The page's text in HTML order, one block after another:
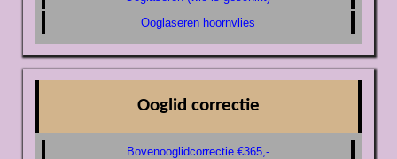
Ooglaseren hoornvlies
Ooglid correctie
Bovenooglidcorrectie €365,-